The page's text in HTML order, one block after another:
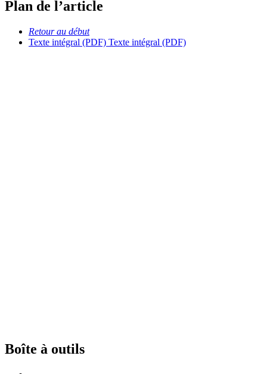
Plan de l’article
Retour au début
Texte intégral (PDF) Texte intégral (PDF)
Boîte à outils